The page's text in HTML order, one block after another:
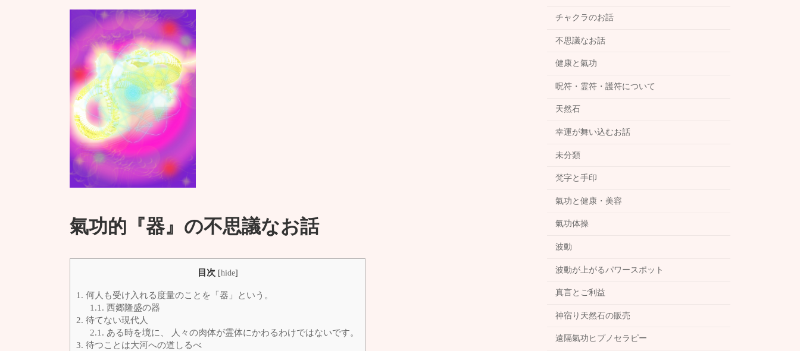
氣功的『器』の不思議なお話
目次 [hide]
1. 何人も受け入れる度量のことを「器」という。
1.1. 西郷隆盛の器
2. 待てない現代人
2.1. ある時を境に、 人々の肉体が霊体にかわるわけではないです。
3. 待つことは大河への道しるべ
チャクラのお話
不思議なお話
健康と氣功
呪符・霊符・護符について
天然石
幸運が舞い込むお話
未分類
梵字と手印
氣功と健康・美容
氣功体操
波動
波動が上がるパワースポット
真言とご利益
神宿り天然石の販売
遠隔氣功ヒプノセラピー